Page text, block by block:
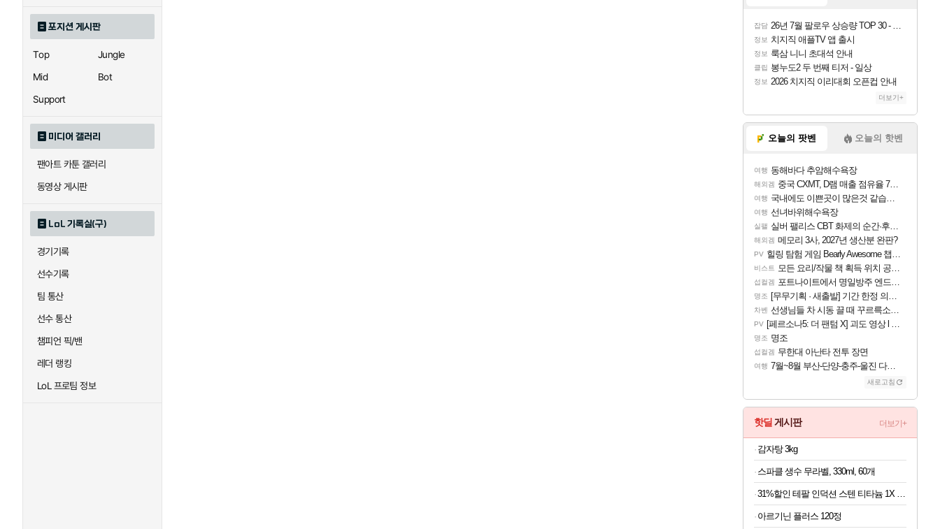
포지션 게시판
Top
Jungle
Mid
Bot
Support
미디어 갤러리
팬아트 카툰 갤러리
동영상 게시판
LoL 기록실(구)
경기기록
선수기록
팀 통산
선수 통산
챔피언 픽/밴
레더 랭킹
LoL 프로팀 정보
잡담 26년 7월 팔로우 상승량 TOP 30 - 월간 치지직
정보 치지직 애플TV 앱 출시
정보 룩삼 니니 초대석 안내
클립 봉누도2 두 번째 티저 - 일상
정보 2026 치지직 이리대회 오픈컵 안내
더보기+
오늘의 팟벤 오늘의 핫벤
여행 동해바다 추암해수욕장
해외겜 중국 CXMT, D램 매출 점유율 7%…글로벌 4위로 부상
여행 국내에도 이쁜곳이 많은것 같습니다
여행 선녀바위해수욕장
실팰 실버 팰리스 CBT 화제의 순간·후기 모음
해외겜 메모리 3사, 2027년 생산분 완판?
PV 힐링 탐험 게임 Bearly Awesome 챕터 1 트레일러
비스트 모든 요리/작물 책 획득 위치 공략 (36개) - 미식가 도전과제
섭컬겜 포트나이트에서 명일방주 엔드필드 [펠리카] 판매 예정
명조 [무무기획 · 새출발] 기간 한정 의뢰 이벤트
차벤 선생님들 차 시동 끌 때 꾸르륵소리나는데
PV [페르소나5: 더 팬텀 X] 괴도 영상 l 타카마키 안·댄싱 스타
명조 명조
섭컬겜 무한대 아난타 전투 장면
여행 7월~8월 부산-단양-충주-울진 다녀왔어요~
새로고침
핫딜 게시판 더보기+
감자탕 3kg
스파클 생수 무라벨, 330ml, 60개
아르기닌 플러스 120정